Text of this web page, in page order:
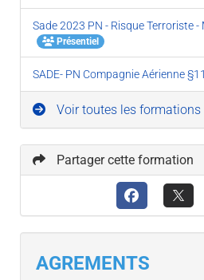
Sade 2023 PN - Risque Terroriste -
Présentiel
SADE- PN Compagnie Aérienne
Voir toutes les formations
Partager cette formation
AGREMENTS